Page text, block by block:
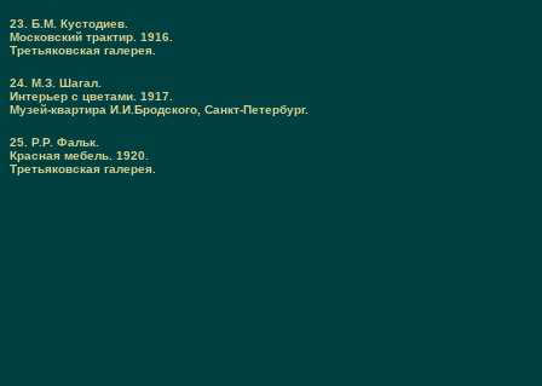
23. Б.М. Кустодиев.
Московский трактир. 1916.
Третьяковская галерея.
24. М.З. Шагал.
Интерьер с цветами. 1917.
Музей-квартира И.И.Бродского, Санкт-Петербург.
25. Р.Р. Фальк.
Красная мебель. 1920.
Третьяковская галерея.